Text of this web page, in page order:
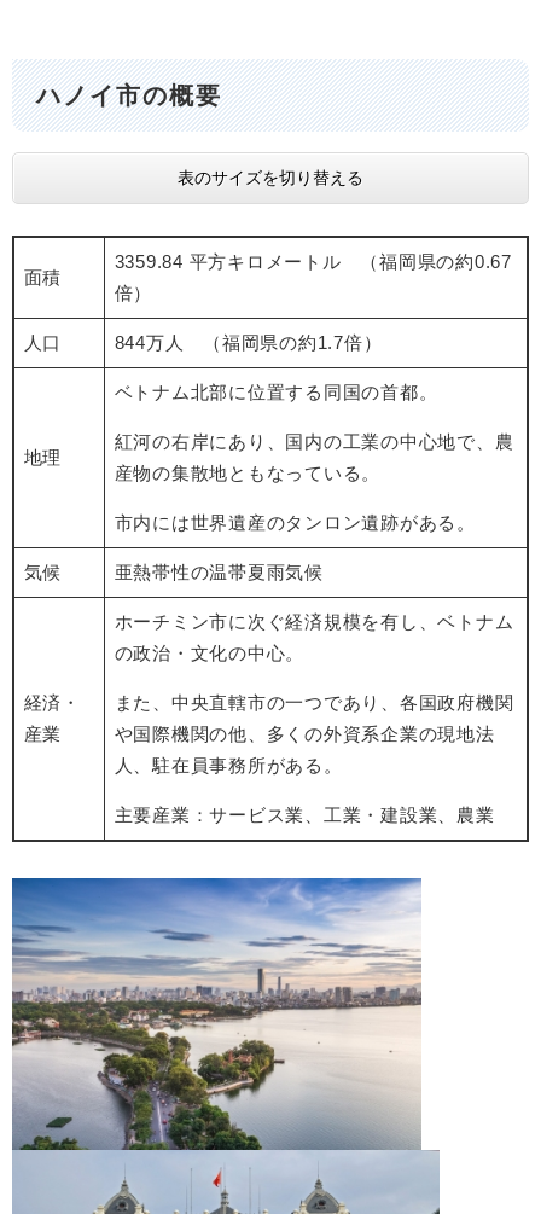
ハノイ市の概要
表のサイズを切り替える
面積
3359.84 平方キロメートル （福岡県の約0.67
倍）
人口 844万人 （福岡県の約1.7倍）
地理
ベトナム北部に位置する同国の首都。
紅河の右岸にあり、国内の工業の中心地で、農
産物の集散地ともなっている。
市内には世界遺産のタンロン遺跡がある。
気候 亜熱帯性の温帯夏雨気候
経済・
産業
ホーチミン市に次ぐ経済規模を有し、ベトナム
の政治・文化の中心。
また、中央直轄市の一つであり、各国政府機関
や国際機関の他、多くの外資系企業の現地法
人、駐在員事務所がある。
主要産業：サービス業、工業・建設業、農業